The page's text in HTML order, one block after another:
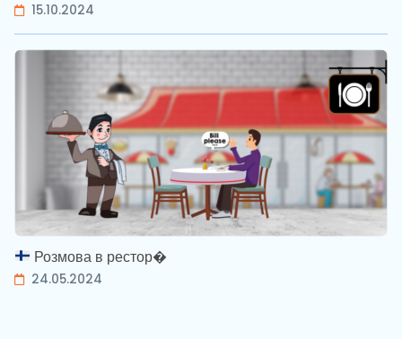
15.10.2024
Розмова в рестор�
24.05.2024